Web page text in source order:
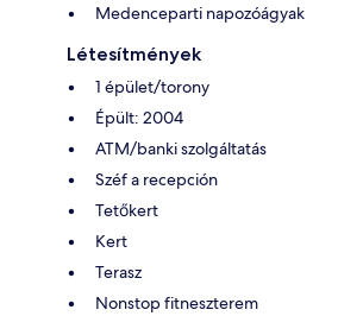
Medenceparti napozóágyak
Létesítmények
1 épület/torony
Épült: 2004
ATM/banki szolgáltatás
Széf a recepción
Tetőkert
Kert
Terasz
Nonstop fitneszterem